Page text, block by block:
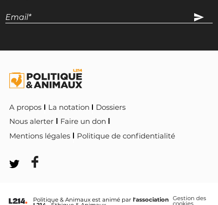
A propos La notation
Dossiers
Nous alerter
Faire un don
Mentions légales
Politique de confidentialité
Politique & Animaux est animé par l'association Gestion des